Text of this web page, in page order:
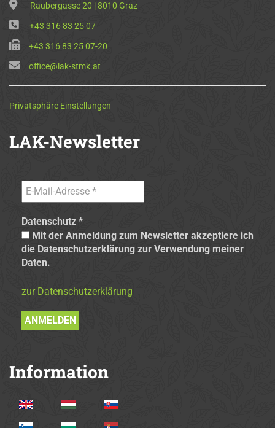
Raubergasse 20 | 8010 Graz
+43 316 83 25 07
+43 316 83 25 07-20
office@lak-stmk.at
Privatsphäre Einstellungen
LAK-Newsletter
Datenschutz *
Mit der Anmeldung zum Newsletter akzeptiere ich
die Datenschutzerklärung zur Verwendung meiner
Daten.
zur Datenschutzerklärung
Information